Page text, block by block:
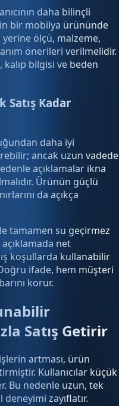
daha bilinçli
bir mobilya ürününde
yerine ölçü, malzeme,
önerileri verilmelidir.
bilgisi ve beden
Kadar
daha iyi
ancak uzun vadede
açıklamalar ikna
Ürünün güçlü
da açıkça
tamamen su geçirmez
net
koşullarda kullanabilir
ifade, hem müşteri
korur.
Satış Getirir
artması, ürün
Kullanıcılar küçük
Bu nedenle uzun, tek
zayıflatır.